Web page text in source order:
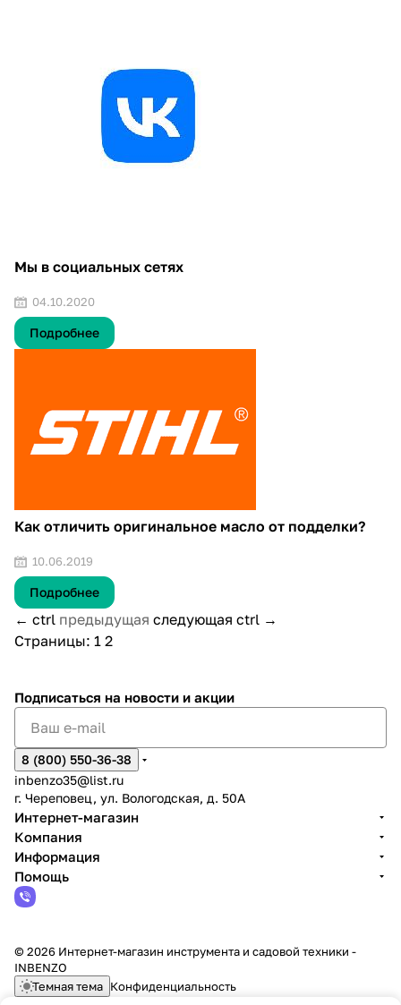
Мы в социальных сетях
04.10.2020
Подробнее
Как отличить оригинальное масло от подделки?
10.06.2019
Подробнее
← ctrl предыдущая следующая ctrl →
Страницы: 1 2
Подписаться на новости и акции
8 (800) 550-36-38
inbenzo35@list.ru
г. Череповец, ул. Вологодская, д. 50А
Интернет-магазин
Компания
Информация
Помощь
© 2026 Интернет-магазин инструмента и садовой техники -
INBENZO
Темная тема Конфиденциальность